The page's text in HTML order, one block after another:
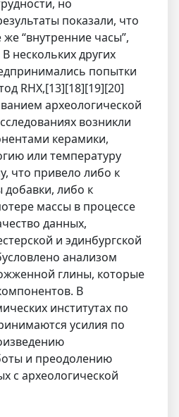
но
показали, что
“внутренние часы”,
нескольких других
попытки
RHX,[13][18][19][20]
археологической
возникли
керамики,
или температуру
что привело либо к
либо к
массы в процессе
данных,
и эдинбургской
анализом
глины, которые
В
институтах по
усилия по
и преодолению
с археологической